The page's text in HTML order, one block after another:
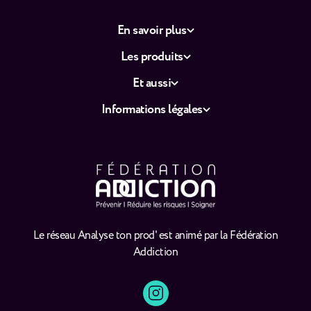
Le réseau Analyse ton prod' est animé par la Fédération
Addiction
En savoir plus
Les produits
Et aussi
Informations légales